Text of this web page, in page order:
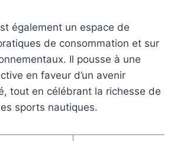
également un espace de
de consommation et sur
Il pousse à une
en faveur d’un avenir
tout en célébrant la richesse de
sports nautiques.